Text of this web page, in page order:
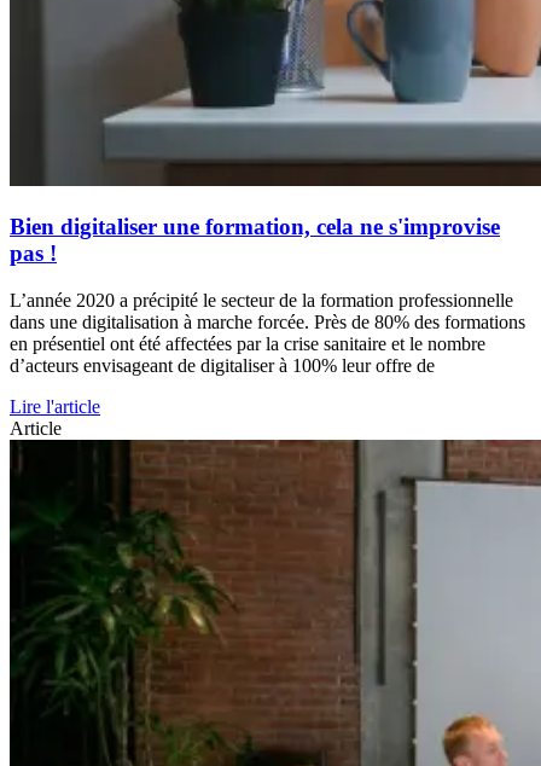
Bien digitaliser une formation, cela ne s'improvise
pas !
L’année 2020 a précipité le secteur de la formation professionnelle
dans une digitalisation à marche forcée. Près de 80% des formations
en présentiel ont été affectées par la crise sanitaire et le nombre
d’acteurs envisageant de digitaliser à 100% leur offre de
Lire l'article
Article